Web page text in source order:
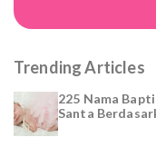
Trending Articles
225 Nama
Santa